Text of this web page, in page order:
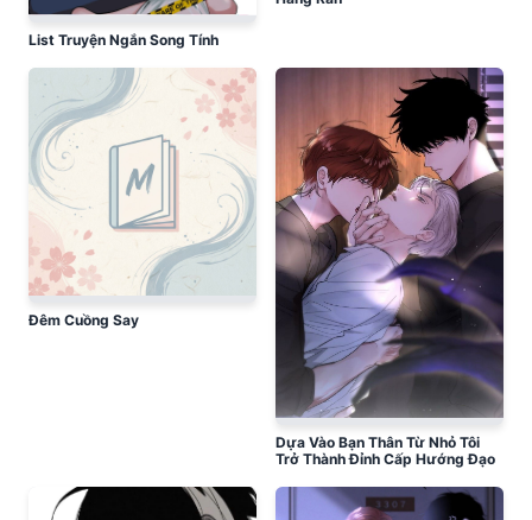
List Truyện Ngắn Song Tính
Đêm Cuồng Say
Dựa Vào Bạn Thân Từ Nhỏ Tôi
Trở Thành Đỉnh Cấp Hướng Đạo